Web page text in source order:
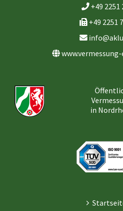
+49 2251
+49 2251
in